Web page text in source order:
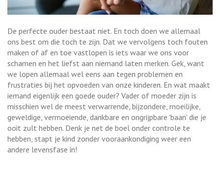
De perfecte ouder bestaat niet. En toch doen we allemaal
ons best om die toch te zijn. Dat we vervolgens toch fouten
maken of af en toe vastlopen is iets waar we ons voor
schamen en het liefst aan niemand laten merken. Gek, want
we lopen allemaal wel eens aan tegen problemen en
frustraties bij het opvoeden van onze kinderen. En wat maakt
iemand eigenlijk een goede ouder? Vader of moeder zijn is
misschien wel de meest verwarrende, bijzondere, moeilijke,
geweldige, vermoeiende, dankbare en ongrijpbare 'baan' die je
ooit zult hebben. Denk je net de boel onder controle te
hebben, stapt je kind zonder vooraankondiging weer een
andere levensfase in!